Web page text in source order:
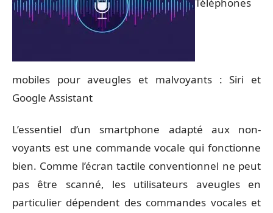
mobiles pour aveugles et malvoyants : Siri et
Google Assistant
L’essentiel d’un smartphone adapté aux non-
voyants est une commande vocale qui fonctionne
bien. Comme l’écran tactile conventionnel ne peut
pas être scanné, les utilisateurs aveugles en
particulier dépendent des commandes vocales et